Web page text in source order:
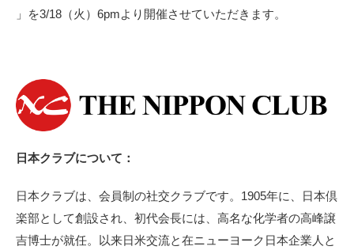
」を3/18（火）6pmより開催させていただきます。
日本クラブについて：
日本クラブは、会員制の社交クラブです。1905年に、日本倶
楽部として創設され、初代会長には、高名な化学者の高峰譲
吉博士が就任。以来日米交流と在ニューヨーク日本企業人と